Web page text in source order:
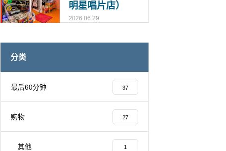
明星唱片店）
2026.06.29
分类
最后60分钟 37
购物 27
其他 1